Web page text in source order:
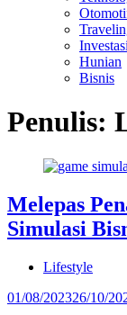
Investasi
Hunian
Bisnis
Penulis:
Melepas
Simulasi
Lifestyle
01/08/202326/10/